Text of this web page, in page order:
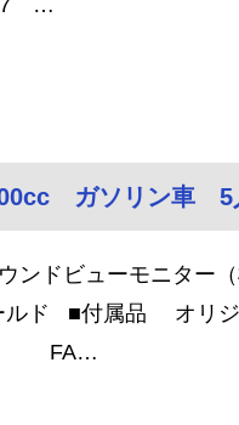
ガソリン車 5
ンドビューモニター
ルド ■付属品 オ
ュ FA…